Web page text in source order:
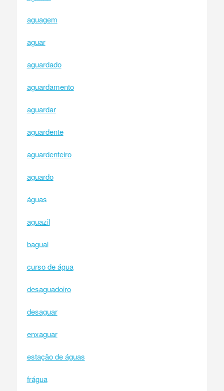
aguagem
aguar
aguardado
aguardamento
aguardar
aguardente
aguardenteiro
aguardo
águas
aguazil
bagual
curso de água
desaguadoiro
desaguar
enxaguar
estação de águas
frágua